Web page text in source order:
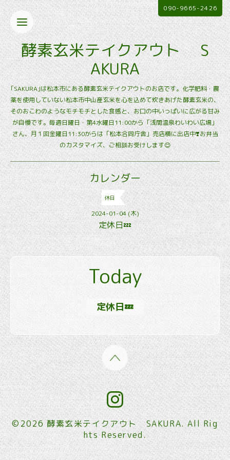
酵素玄米テイクアウト S
AKURA
｢SAKURA｣は松本市にある酵素玄米テイクアウトのお店です。化学肥料・農
薬を使用していない松本市中山産玄米を心を込めて炊きあげた酵素玄米の、
そのおこわのようなモチモチとした食感と、お口の中いっぱいに広がる甘み
が自慢です。毎週日曜日・第4水曜日11:00から「浅間温泉わいわい広場」
さん、月１回金曜日11:30からは「松本合同庁舎」売店横に出店中❣️お弁当
のカスタマイズ、ご相談お受けします😊
090-9665-2426
カレンダー
休日
2024-01-04 (木)
定休日💤
Today
定休日💤
©2026酵素玄米テイクアウト SAKURA. All Rig
hts Reserved.